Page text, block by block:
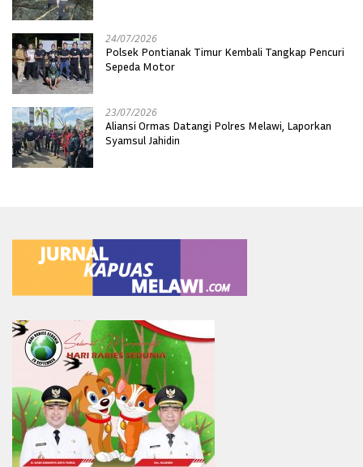
24/07/2026
Polsek Pontianak Timur Kembali Tangkap Pencuri
Sepeda Motor
23/07/2026
Aliansi Ormas Datangi Polres Melawi, Laporkan
Syamsul Jahidin